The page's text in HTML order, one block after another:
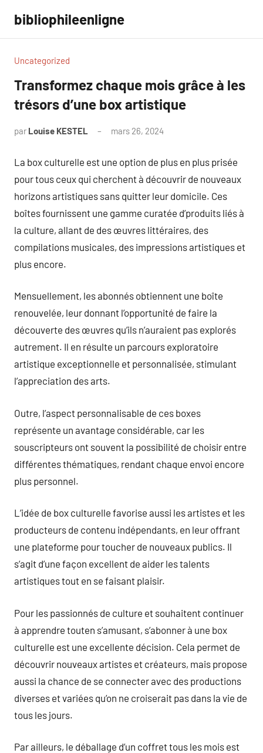
contenu
bibliophileenligne
Uncategorized
Transformez chaque mois grâce à les
trésors d’une box artistique
par Louise KESTEL mars 26, 2024
La box culturelle est une option de plus en plus prisée
pour tous ceux qui cherchent à découvrir de nouveaux
horizons artistiques sans quitter leur domicile. Ces
boîtes fournissent une gamme curatée d’produits liés à
la culture, allant de des œuvres littéraires, des
compilations musicales, des impressions artistiques et
plus encore.
Mensuellement, les abonnés obtiennent une boîte
renouvelée, leur donnant l’opportunité de faire la
découverte des œuvres qu’ils n’auraient pas explorés
autrement. Il en résulte un parcours exploratoire
artistique exceptionnelle et personnalisée, stimulant
l’appreciation des arts.
Outre, l’aspect personnalisable de ces boxes
représente un avantage considérable, car les
souscripteurs ont souvent la possibilité de choisir entre
différentes thématiques, rendant chaque envoi encore
plus personnel.
L’idée de box culturelle favorise aussi les artistes et les
producteurs de contenu indépendants, en leur offrant
une plateforme pour toucher de nouveaux publics. Il
s’agit d’une façon excellent de aider les talents
artistiques tout en se faisant plaisir.
Pour les passionnés de culture et souhaitent continuer
à apprendre touten s’amusant, s’abonner à une box
culturelle est une excellente décision. Cela permet de
découvrir nouveaux artistes et créateurs, mais propose
aussi la chance de se connecter avec des productions
diverses et variées qu’on ne croiserait pas dans la vie de
tous les jours.
Par ailleurs, le déballage d’un coffret tous les mois est